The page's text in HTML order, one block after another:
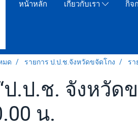
หน้าหลัก เกี่ยวกับเรา กิจ
มด รายการ ป.ป.ช.จังหวัดขจัดโกง รา
ป.ป.ช. จังหวัด
น.